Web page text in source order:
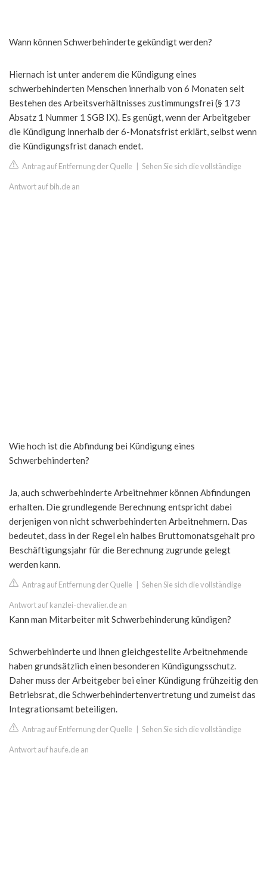
Wann können Schwerbehinderte gekündigt werden?
Hiernach ist unter anderem die Kündigung eines
schwerbehinderten Menschen innerhalb von 6 Monaten seit
Bestehen des Arbeitsverhältnisses zustimmungsfrei (§ 173
Absatz 1 Nummer 1 SGB IX). Es genügt, wenn der Arbeitgeber
die Kündigung innerhalb der 6-Monatsfrist erklärt, selbst wenn
die Kündigungsfrist danach endet.
Antrag auf Entfernung der Quelle Sehen Sie sich die vollständige
Antwort auf bih.de an
Wie hoch ist die Abfindung bei Kündigung eines
Schwerbehinderten?
Ja, auch schwerbehinderte Arbeitnehmer können Abfindungen
erhalten. Die grundlegende Berechnung entspricht dabei
derjenigen von nicht schwerbehinderten Arbeitnehmern. Das
bedeutet, dass in der Regel ein halbes Bruttomonatsgehalt pro
Beschäftigungsjahr für die Berechnung zugrunde gelegt
werden kann.
Antrag auf Entfernung der Quelle Sehen Sie sich die vollständige
Antwort auf kanzlei-chevalier.de an
Kann man Mitarbeiter mit Schwerbehinderung kündigen?
Schwerbehinderte und ihnen gleichgestellte Arbeitnehmende
haben grundsätzlich einen besonderen Kündigungsschutz.
Daher muss der Arbeitgeber bei einer Kündigung frühzeitig den
Betriebsrat, die Schwerbehindertenvertretung und zumeist das
Integrationsamt beteiligen.
Antrag auf Entfernung der Quelle Sehen Sie sich die vollständige
Antwort auf haufe.de an